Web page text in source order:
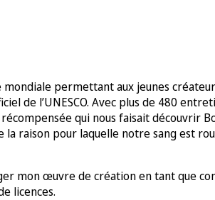
permettant aux jeunes
de l’UNESCO. Avec plus de 480
qui nous faisait découvrir
raison pour laquelle notre sang est
œuvre de création en tant que
licences.